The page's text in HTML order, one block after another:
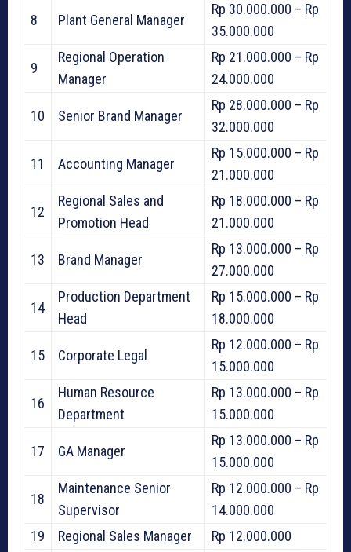
8 Plant General Manager
Rp 30.000.000 – Rp
35.000.000
9
Regional Operation
Manager
Rp 21.000.000 – Rp
24.000.000
10 Senior Brand Manager
Rp 28.000.000 – Rp
32.000.000
11 Accounting Manager
Rp 15.000.000 – Rp
21.000.000
12
Regional Sales and
Promotion Head
Rp 18.000.000 – Rp
21.000.000
13 Brand Manager
Rp 13.000.000 – Rp
27.000.000
14
Production Department
Head
Rp 15.000.000 – Rp
18.000.000
15 Corporate Legal
Rp 12.000.000 – Rp
15.000.000
16
Human Resource
Department
Rp 13.000.000 – Rp
15.000.000
17 GA Manager
Rp 13.000.000 – Rp
15.000.000
18
Maintenance Senior
Supervisor
Rp 12.000.000 – Rp
14.000.000
19
Regional Sales Manager Rp 12.000.000